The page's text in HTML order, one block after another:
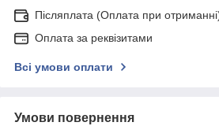
Післяплата (Оплата при
Оплата за реквізитами
Всі умови оплати
Умови повернення